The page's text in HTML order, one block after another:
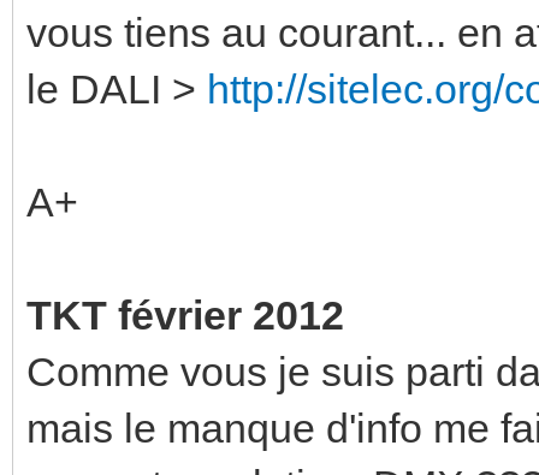
vous tiens au courant... en
le DALI > http://sitelec.org/
A+
TKT février 2012
Comme vous je suis parti
mais le manque d'info me